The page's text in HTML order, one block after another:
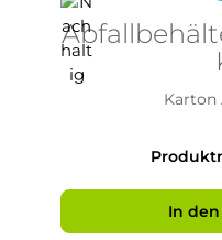
Karton
In